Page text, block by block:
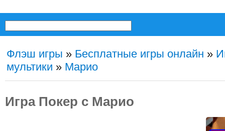
Флэш игры » Бесплатные игры онлайн »
мультики » Марио
Игра Покер с Марио